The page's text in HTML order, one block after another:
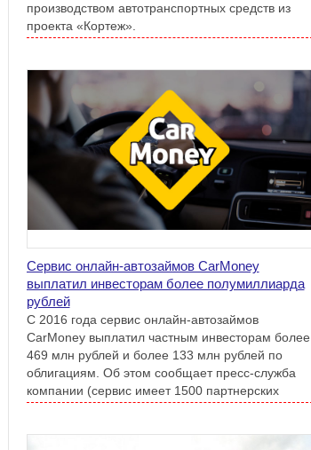
производством автотранспортных средств из
проекта «Кортеж».
Сервис онлайн-автозаймов CarMoney
выплатил инвесторам более полумиллиарда
рублей
С 2016 года сервис онлайн-автозаймов
CarMoney выплатил частным инвесторам более
469 млн рублей и более 133 млн рублей по
облигациям. Об этом сообщает пресс-служба
компании (сервис имеет 1500 партнерских